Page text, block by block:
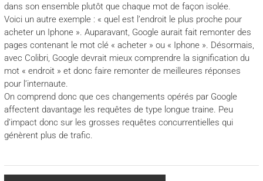
dans son ensemble plutôt que chaque mot de façon isolée.
Voici un autre exemple : « quel est l’endroit le plus proche pour
acheter un Iphone ». Auparavant, Google aurait fait remonter des
pages contenant le mot clé « acheter » ou « Iphone ». Désormais,
avec Colibri, Google devrait mieux comprendre la signification du
mot « endroit » et donc faire remonter de meilleures réponses
pour l’internaute.
On comprend donc que ces changements opérés par Google
affectent davantage les requêtes de type longue traine. Peu
d’impact donc sur les grosses requêtes concurrentielles qui
génèrent plus de trafic.